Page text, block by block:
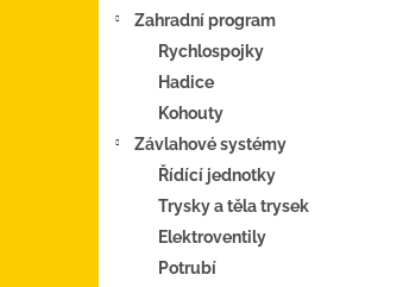
Zahradní program
Rychlospojky
Hadice
Kohouty
Závlahové systémy
Řídící jednotky
Trysky a těla trysek
Elektroventily
Potrubí